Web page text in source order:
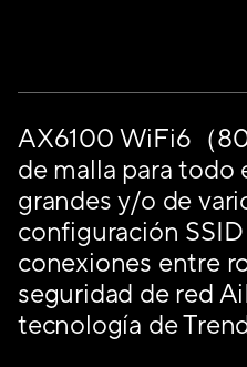
AX6100 WiFi6（
de malla para todo
grandes y/o de
configuración
conexiones entre
seguridad de red
tecnología de